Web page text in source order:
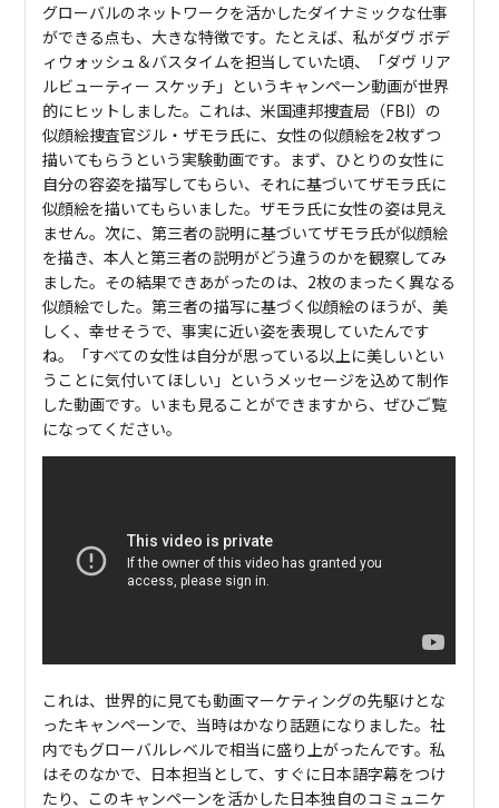
グローバルのネットワークを活かしたダイナミックな仕事
ができる点も、大きな特徴です。たとえば、私がダヴ ボデ
ィウォッシュ＆バスタイムを担当していた頃、「ダヴ リア
ルビューティー スケッチ」というキャンペーン動画が世界
的にヒットしました。これは、米国連邦捜査局（FBI）の
似顔絵捜査官ジル・ザモラ氏に、女性の似顔絵を2枚ずつ
描いてもらうという実験動画です。まず、ひとりの女性に
自分の容姿を描写してもらい、それに基づいてザモラ氏に
似顔絵を描いてもらいました。ザモラ氏に女性の姿は見え
ません。次に、第三者の説明に基づいてザモラ氏が似顔絵
を描き、本人と第三者の説明がどう違うのかを観察してみ
ました。その結果できあがったのは、2枚のまったく異なる
似顔絵でした。第三者の描写に基づく似顔絵のほうが、美
しく、幸せそうで、事実に近い姿を表現していたんです
ね。「すべての女性は自分が思っている以上に美しいとい
うことに気付いてほしい」というメッセージを込めて制作
した動画です。いまも見ることができますから、ぜひご覧
になってください。
これは、世界的に見ても動画マーケティングの先駆けとな
ったキャンペーンで、当時はかなり話題になりました。社
内でもグローバルレベルで相当に盛り上がったんです。私
はそのなかで、日本担当として、すぐに日本語字幕をつけ
たり、このキャンペーンを活かした日本独自のコミュニケ